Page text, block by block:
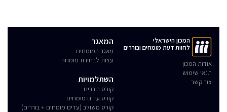
המכון הישראלי
לחוות דעת מומחים ובוררים
אודות המכון
תנאי שימוש
צור קשר
המאגר
מאגר המומחים
עצות לבחירת מומחה
השתלמויות
קורס בוררים
קורס עדים מומחים
קורס משולב (עדים מומחים + בוררים)